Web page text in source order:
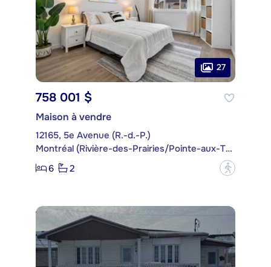
27
758 001 $
Maison à vendre
12165, 5e Avenue (R.-d.-P.)
Montréal (Rivière-des-Prairies/Pointe-aux-Trembles)
6
2 ?